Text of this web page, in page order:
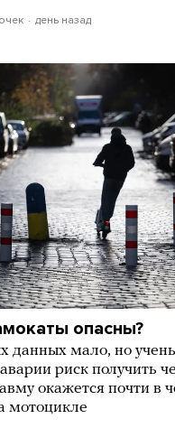
день назад
опасны?
данных мало, но
риск получить
окажется почти в
мотоцикле